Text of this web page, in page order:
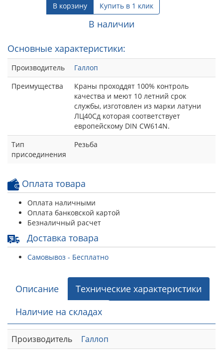
В корзину Купить в 1 клик
В наличии
Основные характеристики:
Производитель
Галлоп
Преимущества
Краны проходдят 100% контроль
качества и меют 10 летний срок
службы, изготовлен из марки латуни
ЛЦ40Сд которая соответствует
европейскому DIN CW614N.
Тип
присоединения
Резьба
Оплата товара
Оплата наличными
Оплата банковской картой
Безналичный расчет
Доставка товара
Самовывоз - Бесплатно
Описание
Технические характеристики
Наличие на складах
Производитель
Галлоп